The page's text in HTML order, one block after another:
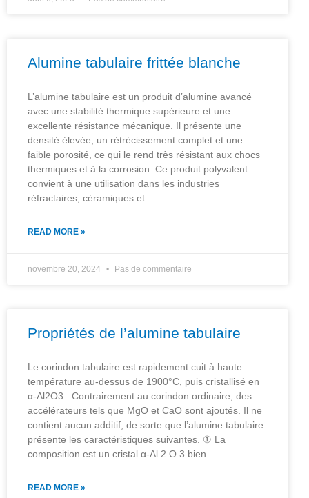
Alumine tabulaire frittée blanche
L’alumine tabulaire est un produit d’alumine avancé
avec une stabilité thermique supérieure et une
excellente résistance mécanique. Il présente une
densité élevée, un rétrécissement complet et une
faible porosité, ce qui le rend très résistant aux chocs
thermiques et à la corrosion. Ce produit polyvalent
convient à une utilisation dans les industries
réfractaires, céramiques et
READ MORE »
novembre 20, 2024 Pas de commentaire
Propriétés de l’alumine tabulaire
Le corindon tabulaire est rapidement cuit à haute
température au-dessus de 1900°C, puis cristallisé en
α-Al2O3 . Contrairement au corindon ordinaire, des
accélérateurs tels que MgO et CaO sont ajoutés. Il ne
contient aucun additif, de sorte que l’alumine tabulaire
présente les caractéristiques suivantes. ① La
composition est un cristal α-Al 2 O 3 bien
READ MORE »